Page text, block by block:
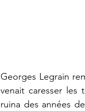
Georges Legrain
venait caresser les
ruina des années